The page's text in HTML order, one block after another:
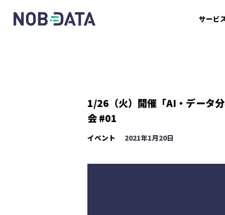
サービ
1/26（火）開催「AI・データ
会 #01
イベント 2021年1月20日